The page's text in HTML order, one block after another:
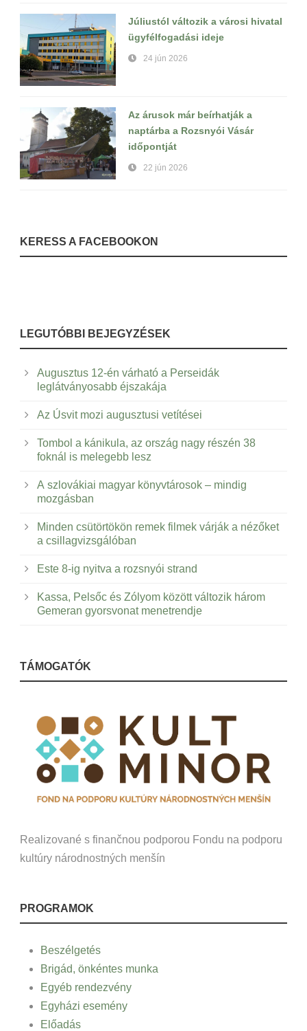
Júliustól változik a városi hivatal
ügyfélfogadási ideje
24 jún 2026
Az árusok már beírhatják a
naptárba a Rozsnyói Vásár
időpontját
22 jún 2026
KERESS A FACEBOOKON
LEGUTÓBBI BEJEGYZÉSEK
Augusztus 12-én várható a Perseidák
leglátványosabb éjszakája
Az Úsvit mozi augusztusi vetítései
Tombol a kánikula, az ország nagy részén 38
foknál is melegebb lesz
A szlovákiai magyar könyvtárosok – mindig
mozgásban
Minden csütörtökön remek filmek várják a nézőket
a csillagvizsgálóban
Este 8-ig nyitva a rozsnyói strand
Kassa, Pelsőc és Zólyom között változik három
Gemeran gyorsvonat menetrendje
TÁMOGATÓK
Realizované s finančnou podporou Fondu na podporu
kultúry národnostných menšín
PROGRAMOK
Beszélgetés
Brigád, önkéntes munka
Egyéb rendezvény
Egyházi esemény
Előadás